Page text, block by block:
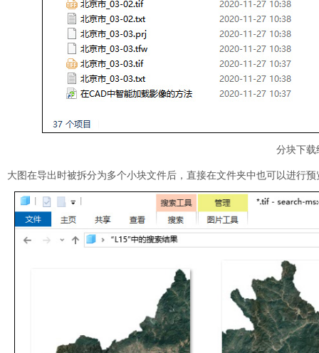
分块下载
大图在导出时被拆分为多个小块文件后，直接在文件夹中也可以进行